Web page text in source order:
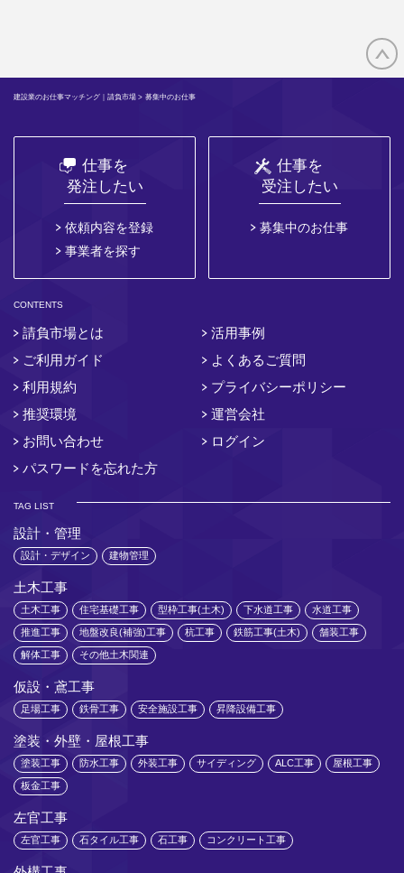
建設業のお仕事マッチング｜請負市場 > 募集中のお仕事
仕事を
発注したい
依頼内容を登録
事業者を探す
仕事を
受注したい
募集中のお仕事
CONTENTS
請負市場とは
活用事例
ご利用ガイド
よくあるご質問
利用規約
プライバシーポリシー
推奨環境
運営会社
お問い合わせ
ログイン
パスワードを忘れた方
TAG LIST
設計・管理
設計・デザイン 建物管理
土木工事
土木工事 住宅基礎工事 型枠工事(土木) 下水道工事 水道工事
推進工事 地盤改良(補強)工事 杭工事 鉄筋工事(土木) 舗装工事
解体工事 その他土木関連
仮設・鳶工事
足場工事 鉄骨工事 安全施設工事 昇降設備工事
塗装・外壁・屋根工事
塗装工事 防水工事 外装工事 サイディング ALC工事 屋根工事
板金工事
左官工事
左官工事 石タイル工事 石工事 コンクリート工事